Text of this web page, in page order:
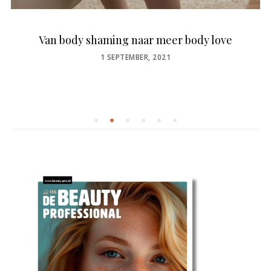
Van body shaming naar meer body love
POSTED
1 SEPTEMBER, 2021